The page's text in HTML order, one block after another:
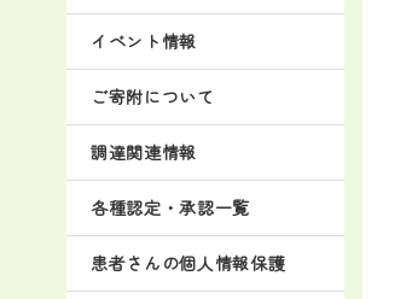
イベント情報
ご寄附について
調達関連情報
各種認定・承認一覧
患者さんの個人情報保護